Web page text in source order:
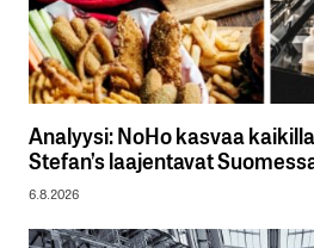
Analyysi: NoHo kasvaa
Stefan’s laajentavat
6.8.2026